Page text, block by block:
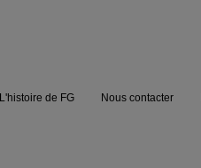
L'histoire de FG Nous contacter